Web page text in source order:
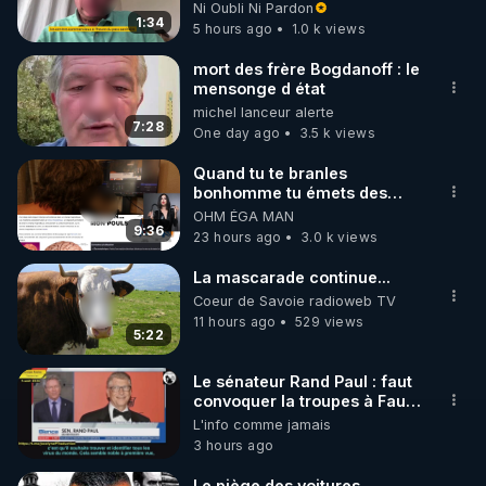
https://www.instagram.com/rdlr_thierrycasasnovas/
http://rgnr.li/instagram
🌱 LA NEWSLETTER
Pour ne pas rater l’actualité RGNR (stages,
http://rgnr.li/news
🌱 VIDÉOS NON CENSURÉES SUR ODYSEE
Toutes les vidéos Youtube sont aussi sur la
http://rgnr.li/odysee
🌱 LES STAGES EN PRÉSENTIEL
http://rgnr.li/stages
1:34
l'obligation dans toute la
France
Ni Oubli Ni Pardon
5 hours ago
1.0 k views
7:28
mort des frère Bogdanoff : le
mensonge d état
michel lanceur alerte
One day ago
3.5 k views
9:36
Quand tu te branles
bonhomme tu émets des
ondes ils ont juste omis de
t'expliquer
OHM ÉGA MAN
23 hours ago
3.0 k views
5:22
La mascarade continue...
Coeur de Savoie radioweb TV
11 hours ago
529 views
Le sénateur Rand Paul : faut
convoquer la troupes à Fauci
puis Bille gates, famille
eugéniste de le 18 siecle ! 😒
https://odysee.com/@anonyme:d3/
L'info comme jamais
3 hours ago